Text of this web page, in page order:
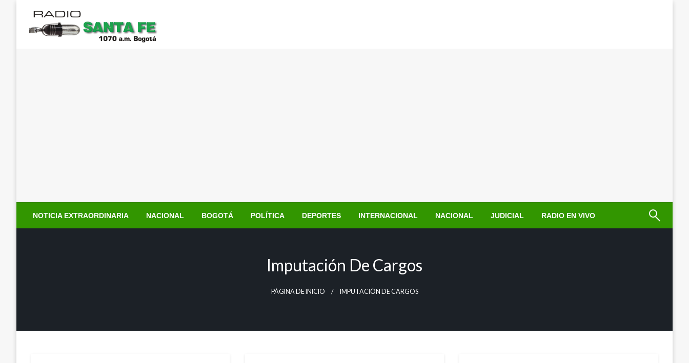
contenido
NOTICIA EXTRAORDINARIA NACIONAL BOGOTÁ POLÍTICA DEPORTES INTERNACIONAL NACIONAL JUDICIAL RADIO EN VIVO
Imputación De Cargos
PÁGINA DE INICIO IMPUTACIÓN DE CARGOS